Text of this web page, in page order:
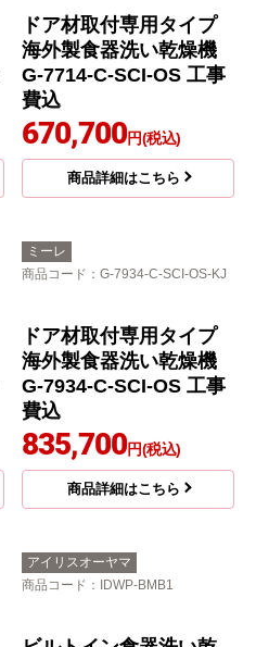
ドア材取付専用タイプ
海外製食器洗い乾燥機
G-7714-C-SCI-OS 工事
費込
670,700円(税込)
商品詳細はこちら
ミーレ
商品コード ：G-7934-C-SCI-OS-KJ
ドア材取付専用タイプ
海外製食器洗い乾燥機
G-7934-C-SCI-OS 工事
費込
835,700円(税込)
商品詳細はこちら
アイリスオーヤマ
商品コード ：IDWP-BMB1